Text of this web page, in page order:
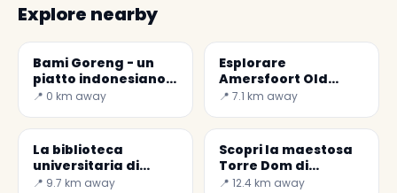
Explore nearby
Bami Goreng - un
piatto indonesiano
tradizionale
📍 0 km away
Esplorare
Amersfoort Old
Town: Storia e
Bassi
📍 7.1 km away
La biblioteca
universitaria di
Utrecht di Wiel Arets
📍 9.7 km away
Scopri la maestosa
Torre Dom di
Utrecht: simbolo di
📍 12.4 km away